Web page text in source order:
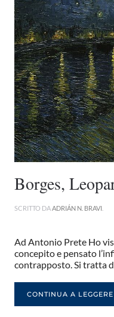
Borges,
SCRITTO DAADRIÁN N. BRAVI
Ad Antonio Prete Ho
concepito e pensato
contrapposto. Si tratta
CONTINUA A LEGGERE